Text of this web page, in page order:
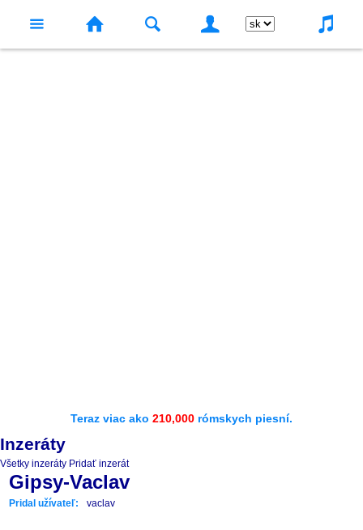
Teraz viac ako 210,000 rómskych piesní.
Inzeráty
Všetky inzeráty Pridať inzerát
Gipsy-Vaclav
Pridal užívateľ: vaclav